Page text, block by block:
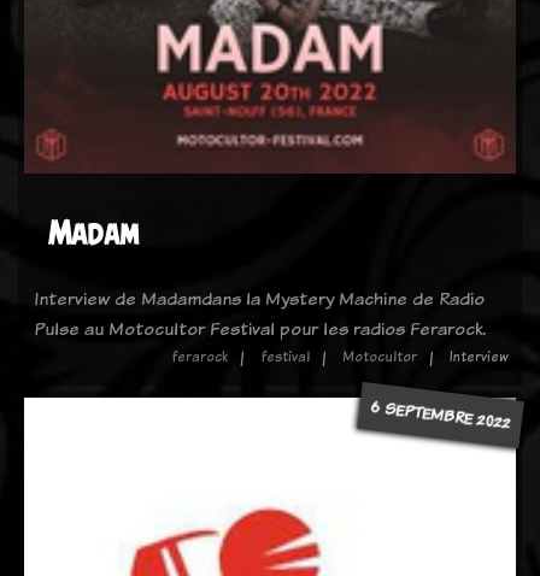
Madam
Interview de Madamdans la Mystery Machine de Radio
Pulse au Motocultor Festival pour les radios Ferarock.
ferarock festival Motocultor Interview
6 SEPTEMBRE 2022